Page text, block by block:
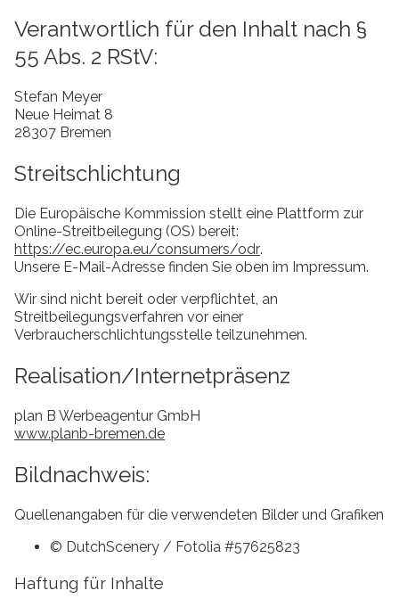
Verantwortlich für den Inhalt nach §
55 Abs. 2 RStV:
Stefan Meyer
Neue Heimat 8
28307 Bremen
Streitschlichtung
Die Europäische Kommission stellt eine Plattform zur
Online-Streitbeilegung (OS) bereit:
https://ec.europa.eu/consumers/odr.
Unsere E-Mail-Adresse finden Sie oben im Impressum.
Wir sind nicht bereit oder verpflichtet, an
Streitbeilegungsverfahren vor einer
Verbraucherschlichtungsstelle teilzunehmen.
Realisation/Internetpräsenz
plan B Werbeagentur GmbH
www.planb-bremen.de
Bildnachweis:
Quellenangaben für die verwendeten Bilder und Grafiken
© DutchScenery / Fotolia #57625823
Haftung für Inhalte